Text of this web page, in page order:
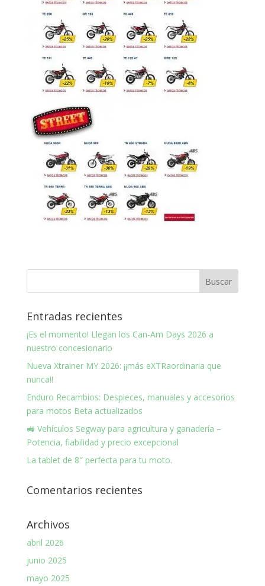
Entradas recientes
¡Es el momento! Llegan los Can-Am Days 2026 a
nuestro concesionario
Nueva Xtrainer MY 2026: ¡¡más eXTRaordinaria que
nunca!!
Enduro Recambios: Despieces, manuales y accesorios
para motos Beta actualizados
🚜 Vehículos Segway para agricultura y ganadería –
Potencia, fiabilidad y precio excepcional
La tablet de 8″ perfecta para tu moto.
Comentarios recientes
Archivos
abril 2026
junio 2025
mayo 2025